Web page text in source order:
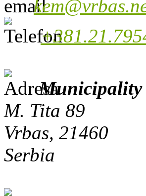
Municipality
M. Tita 89
Vrbas, 21460
Serbia